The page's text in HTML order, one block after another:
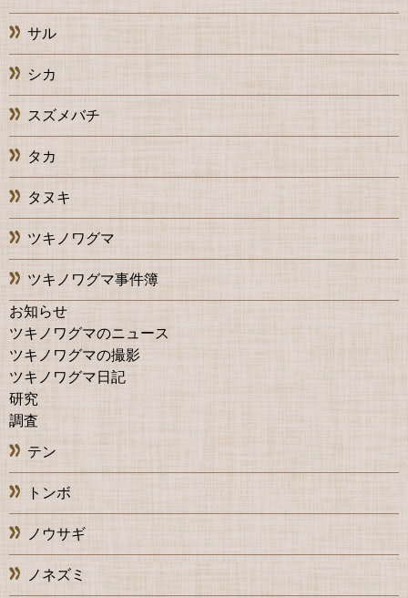
サル
シカ
スズメバチ
タカ
タヌキ
ツキノワグマ
ツキノワグマ事件簿
お知らせ
ツキノワグマのニュース
ツキノワグマの撮影
ツキノワグマ日記
研究
調査
テン
トンボ
ノウサギ
ノネズミ